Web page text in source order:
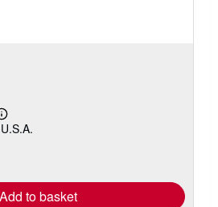
Learn
more
Add to basket